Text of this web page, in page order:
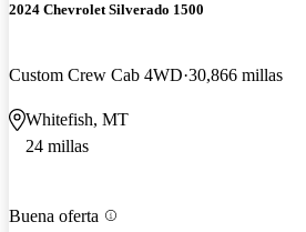
2024 Chevrolet Silverado 1500
Custom Crew Cab 4WD 30,866 millas
Whitefish, MT
24 millas
Buena oferta